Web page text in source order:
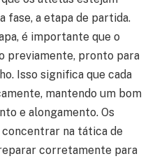
fase, a etapa de partida.
é importante que o
previamente, pronto para
Isso significa que cada
mantendo um bom
e alongamento. Os
na tática de
corretamente para